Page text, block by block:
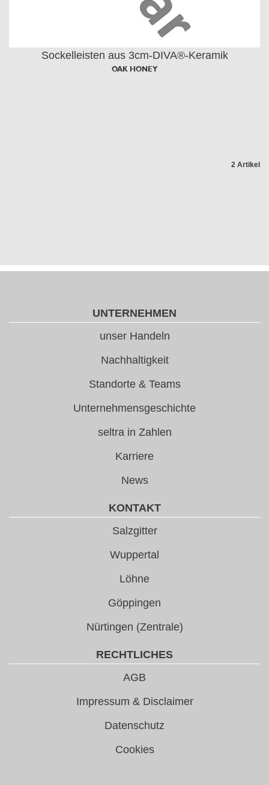
Sockelleisten aus 3cm-DIVA®-Keramik
OAK HONEY
2 Artikel
UNTERNEHMEN
unser Handeln
Nachhaltigkeit
Standorte & Teams
Unternehmensgeschichte
seltra in Zahlen
Karriere
News
KONTAKT
Salzgitter
Wuppertal
Löhne
Göppingen
Nürtingen (Zentrale)
RECHTLICHES
AGB
Impressum & Disclaimer
Datenschutz
Cookies